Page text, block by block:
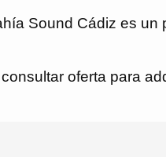
Sound Cádiz es
oferta para